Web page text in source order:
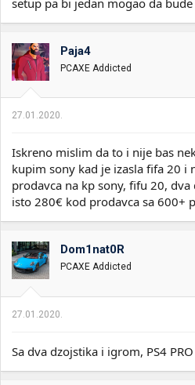
Paja4
PCAXE Addicted
27.01.2020.
Iskreno mislim da to i nije bas
kupim sony kad je izasla fifa 20 i
prodavca na kp sony, fifu 20,
isto 280€ kod prodavca sa 600+
Dom1nat0R
PCAXE Addicted
27.01.2020.
Sa dva dzojstika i igrom, PS4